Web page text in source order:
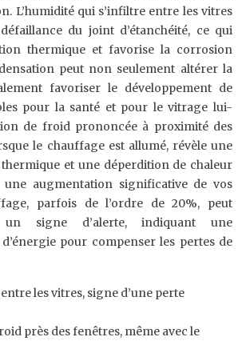
L’humidité qui s’infiltre entre les vitres
du joint d’étanchéité, ce qui
thermique et favorise la corrosion
peut non seulement altérer la
favoriser le développement de
pour la santé et pour le vitrage lui-
de froid prononcée à proximité des
le chauffage est allumé, révèle une
et une déperdition de chaleur
augmentation significative de vos
parfois de l’ordre de 20%, peut
un signe d’alerte, indiquant une
pour compenser les pertes de
les vitres, signe d’une perte
près des fenêtres, même avec le